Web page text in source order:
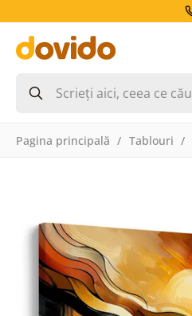
Pagina principală Tablouri